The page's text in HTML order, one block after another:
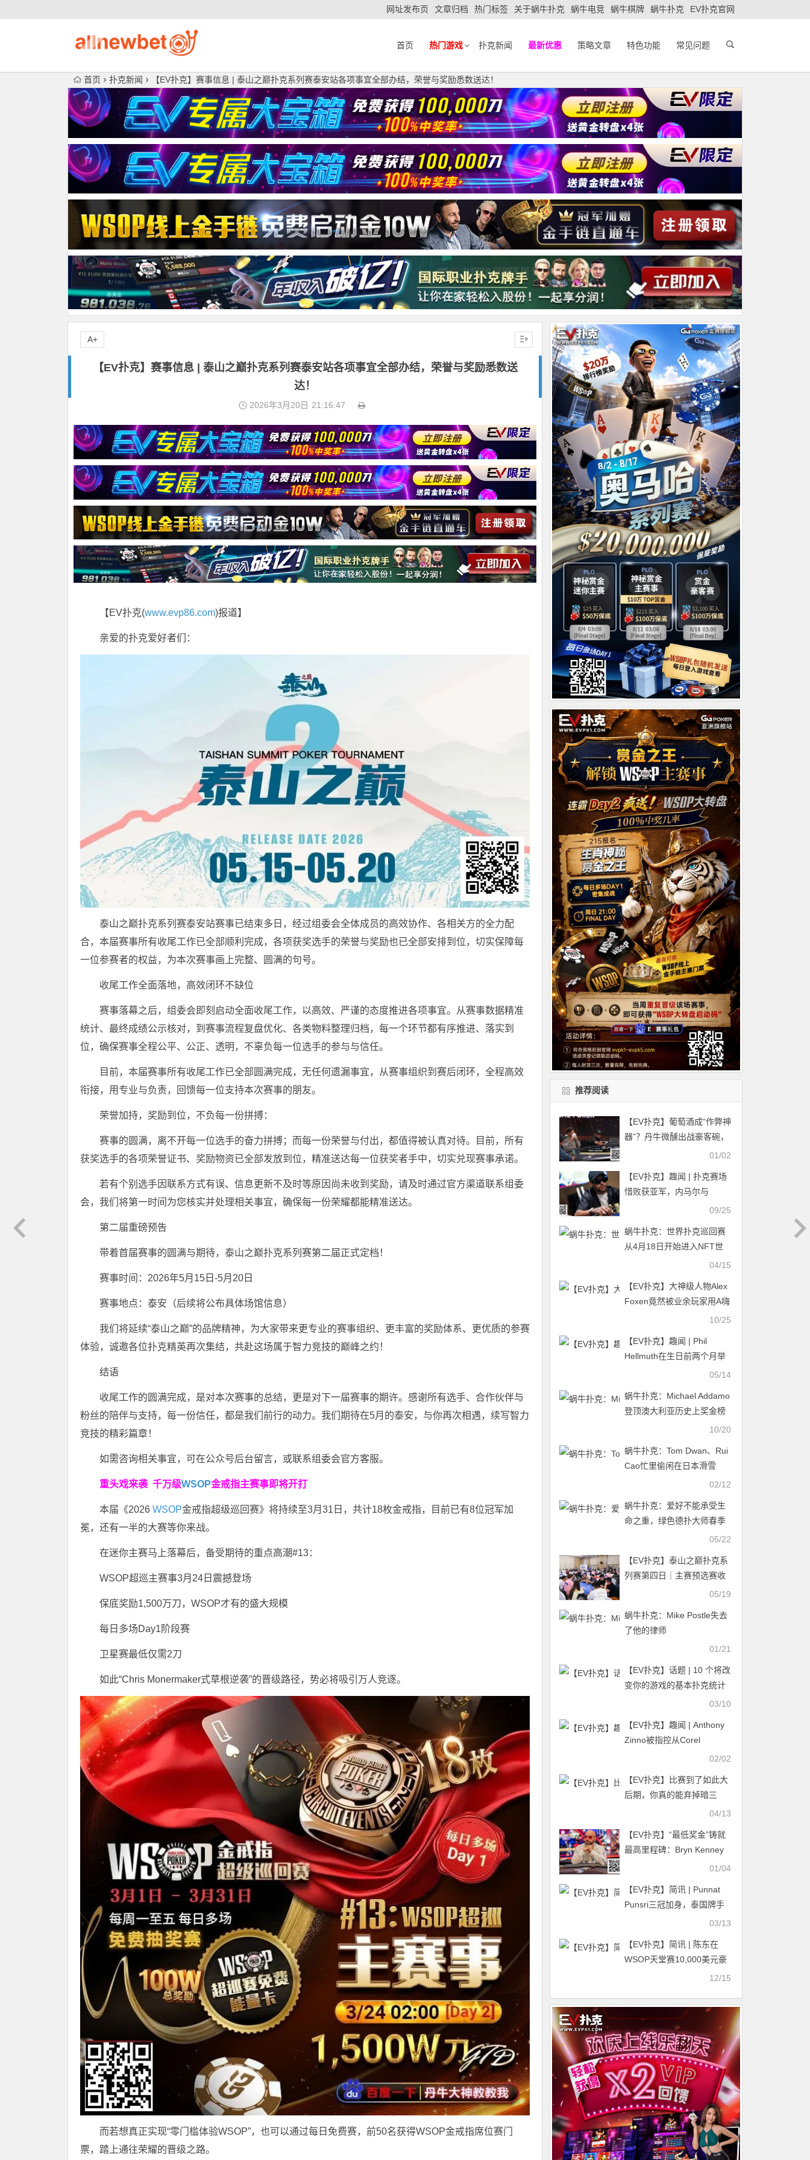
网址发布页 文章归档 热门标签 关于蜗牛扑克 蜗牛电竞 蜗牛棋牌 蜗牛扑克 EV扑克官网
首页 热门游戏 扑克新闻 最新优惠 策略文章 特色功能 常见问题
首页 扑克新闻 【EV扑克】赛事信息 | 泰山之巅扑克系列赛泰安站各项事宜全部办结，荣誉与奖励悉数送达！
【EV扑克】赛事信息 | 泰山之巅扑克系列赛泰安站各项事宜全部办结，荣誉与奖励悉数送
达！
2026年3月20日 21:16:47
【EV扑克(www.evp86.com)报道】
亲爱的扑克爱好者们：
泰山之巅扑克系列赛泰安站赛事已结束多日，经过组委会全体成员的高效协作、各相关方的全力配
合，本届赛事所有收尾工作已全部顺利完成，各项获奖选手的荣誉与奖励也已全部安排到位，切实保障每
一位参赛者的权益，为本次赛事画上完整、圆满的句号。
收尾工作全面落地，高效闭环不缺位
赛事落幕之后，组委会即刻启动全面收尾工作，以高效、严谨的态度推进各项事宜。从赛事数据精准
统计、最终成绩公示核对，到赛事流程复盘优化、各类物料整理归档，每一个环节都有序推进、落实到
位，确保赛事全程公平、公正、透明，不辜负每一位选手的参与与信任。
目前，本届赛事所有收尾工作已全部圆满完成，无任何遗漏事宜，从赛事组织到赛后闭环，全程高效
衔接，用专业与负责，回馈每一位支持本次赛事的朋友。
荣誉加持，奖励到位，不负每一份拼搏：
赛事的圆满，离不开每一位选手的奋力拼搏；而每一份荣誉与付出，都值得被认真对待。目前，所有
获奖选手的各项荣誉证书、奖励物资已全部发放到位，精准送达每一位获奖者手中，切实兑现赛事承诺。
若有个别选手因联系方式有误、信息更新不及时等原因尚未收到奖励，请及时通过官方渠道联系组委
会，我们将第一时间为您核实并处理相关事宜，确保每一份荣耀都能精准送达。
第二届重磅预告
带着首届赛事的圆满与期待，泰山之巅扑克系列赛第二届正式定档！
赛事时间：2026年5月15日-5月20日
赛事地点：泰安（后续将公布具体场馆信息）
我们将延续“泰山之巅”的品牌精神，为大家带来更专业的赛事组织、更丰富的奖励体系、更优质的参赛
体验，诚邀各位扑克精英再次集结，共赴这场属于智力竞技的巅峰之约！
结语
收尾工作的圆满完成，是对本次赛事的总结，更是对下一届赛事的期许。感谢所有选手、合作伙伴与
粉丝的陪伴与支持，每一份信任，都是我们前行的动力。我们期待在5月的泰安，与你再次相遇，续写智力
竞技的精彩篇章！
如需咨询相关事宜，可在公众号后台留言，或联系组委会官方客服。
重头戏来袭 千万级WSOP金戒指主赛事即将开打
本届《2026 WSOP金戒指超级巡回赛》将持续至3月31日，共计18枚金戒指，目前已有8位冠军加
冕，还有一半的大赛等你来战。
在迷你主赛马上落幕后，备受期待的重点高潮#13：
WSOP超巡主赛事3月24日震撼登场
保底奖励1,500万刀，WSOP才有的盛大规模
每日多场Day1阶段赛
卫星赛最低仅需2刀
如此“Chris Monermaker式草根逆袭”的晋级路径，势必将吸引万人竞逐。
而若想真正实现“零门槛体验WSOP”，也可以通过每日免费赛，前50名获得WSOP金戒指席位赛门
票，踏上通往荣耀的晋级之路。
A+
推荐阅读
【EV扑克】葡萄酒成“作弊神
器”？丹牛微醺出战豪客碗，
精准弃牌与大胆诈唬惊艳牌
01/02
【EV扑克】趣闻 | 扑克赛场
惜败获亚军，内马尔与
09/25
蜗牛扑克：世界扑克巡回赛
从4月18日开始进入NFT世
04/15
【EV扑克】大神级人物Alex
Foxen竟然被业余玩家用A嗨
10/25
【EV扑克】趣闻 | Phil
Hellmuth在生日前两个月举
行 “拉斯维加斯亿万富翁狂欢
05/14
蜗牛扑克：Michael Addamo
登顶澳大利亚历史上奖金榜
首 直言自己简直运气爆棚10/20
蜗牛扑克：Tom Dwan、Rui
Cao忙里偷闲在日本滑雪
02/12
蜗牛扑克：爱好不能承受生
命之重，绿色德扑大师春季
05/22
【EV扑克】泰山之巅扑克系
列赛第四日｜主赛预选赛收
官，丙组丁组双箭齐发，刘
鹏，黄星灿分获丙/丁组CL
05/19
蜗牛扑克：Mike Postle失去
了他的律师
01/21
【EV扑克】话题 | 10 个将改
变你的游戏的基本扑克统计
03/10
【EV扑克】趣闻 | Anthony
Zinno被指控从Corel
02/02
【EV扑克】比赛到了如此大
后期，你真的能弃掉暗三
04/13
【EV扑克】“最低奖金”铸就
最高里程碑：Bryn Kenney
成首位现场比赛收入破八千
01/04
【EV扑克】简讯 | Punnat
Punsri三冠加身，泰国牌手
斩获济州站最后一场NLH赛
03/13
【EV扑克】简讯 | 陈东在
WSOP天堂赛10,000美元豪
客赛夺冠，赢得首条金手链
12/15